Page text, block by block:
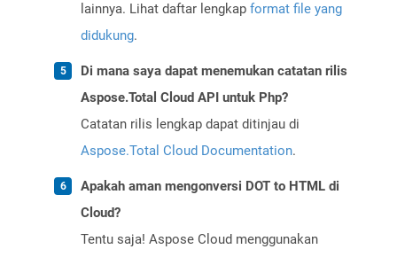
lainnya. Lihat daftar lengkap format file yang
didukung.
Di mana saya dapat menemukan catatan rilis
Aspose.Total Cloud API untuk Php?
Catatan rilis lengkap dapat ditinjau di
Aspose.Total Cloud Documentation.
Apakah aman mengonversi DOT to HTML di
Cloud?
Tentu saja! Aspose Cloud menggunakan